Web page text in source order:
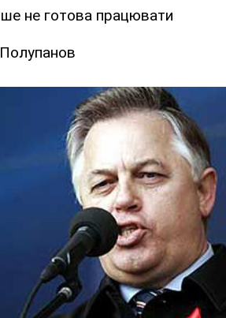
не готова працювати